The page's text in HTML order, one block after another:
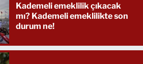
Kademeli emeklilik çıkacak
mı? Kademeli emeklilikte son
durum ne!